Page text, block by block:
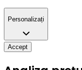
Personalizați
Accept